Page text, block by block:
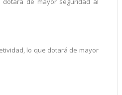
lo que dotará de mayor